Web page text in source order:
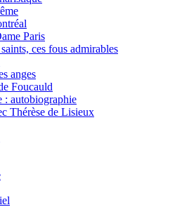
Paris
ces fous admirables
anges
Foucauld
: autobiographie
Thérèse de Lisieux